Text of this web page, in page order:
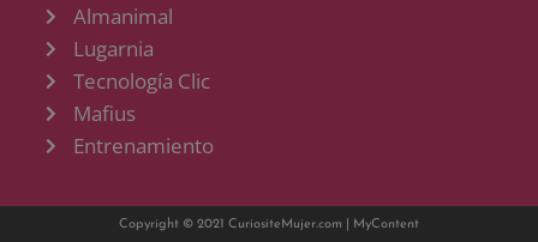
Almanimal
Lugarnia
Tecnología Clic
Mafius
Entrenamiento
Copyright © 2021 CuriositeMujer.com | MyContent